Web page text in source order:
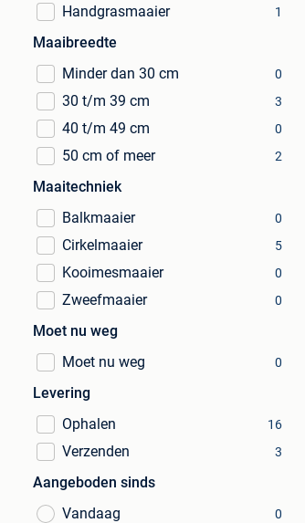
Handgrasmaaier 1
Maaibreedte
Minder dan 30 cm
0
30 t/m 39 cm 3
40 t/m 49 cm 0
50 cm of meer 2
Maaitechniek
Balkmaaier
0
Cirkelmaaier 5
Kooimesmaaier 0
Zweefmaaier 0
Moet nu weg
Moet nu weg
0
Levering
Ophalen
16
Verzenden 3
Aangeboden sinds
Vandaag
0